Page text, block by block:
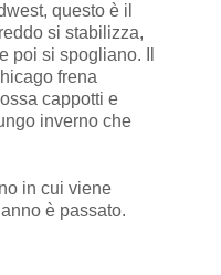
questo è il
si stabilizza,
poi si spogliano. Il
frena
cappotti e
inverno che
in cui viene
è passato.